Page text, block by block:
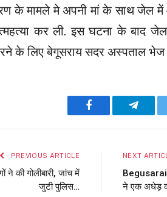
के मामले मे अपनी मां के साथ जेल में
कर ली. इस घटना के बाद
के लिए बेगूसराय सदर अस्पताल भेज
Facebook
PREVIOUS ARTICLE
ने की गोलीबारी, जांच में
जुटी पुलिस…
NEXT
Begusarai
ने एक अधेड़